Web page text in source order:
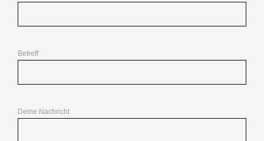
Betreff
Deine Nachricht